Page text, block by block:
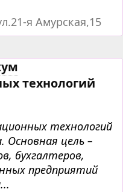
я Амурская,15
технологий
технологий
Основная цель –
бухгалтеров,
предприятий